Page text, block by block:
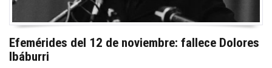
Efemérides del 12 de noviembre: fallece Dolores
Ibáburri